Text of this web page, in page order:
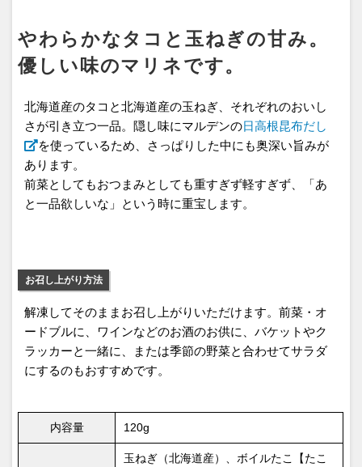
やわらかなタコと玉ねぎの甘み。
優しい味のマリネです。
北海道産のタコと北海道産の玉ねぎ、それぞれのおいし
さが引き立つ一品。隠し味にマルデンの日高根昆布だし
を使っているため、さっぱりした中にも奥深い旨みが
あります。
前菜としてもおつまみとしても重すぎず軽すぎず、「あ
と一品欲しいな」という時に重宝します。
お召し上がり方法
解凍してそのままお召し上がりいただけます。前菜・オ
ードブルに、ワインなどのお酒のお供に、バケットやク
ラッカーと一緒に、または季節の野菜と合わせてサラダ
にするのもおすすめです。
内容量 120g
玉ねぎ（北海道産）、ボイルたこ【たこ